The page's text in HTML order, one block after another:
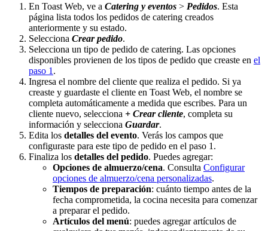
En Toast Web, ve a Catering y eventos > Pedidos. Esta
página lista todos los pedidos de catering creados
anteriormente y su estado.
Selecciona Crear pedido.
Selecciona un tipo de pedido de catering. Las opciones
disponibles provienen de los tipos de pedido que creaste en el
paso 1 .
Ingresa el nombre del cliente que realiza el pedido. Si ya
creaste y guardaste el cliente en Toast Web, el nombre se
completa automáticamente a medida que escribes. Para un
cliente nuevo, selecciona + Crear cliente, completa su
información y selecciona Guardar.
Edita los detalles del evento. Verás los campos que
configuraste para este tipo de pedido en el paso 1.
Finaliza los detalles del pedido. Puedes agregar:
Opciones de almuerzo/cena. Consulta Configurar
opciones de almuerzo/cena personalizadas.
Tiempos de preparación: cuánto tiempo antes de la
fecha comprometida, la cocina necesita para comenzar
a preparar el pedido.
Artículos del menú: puedes agregar artículos de